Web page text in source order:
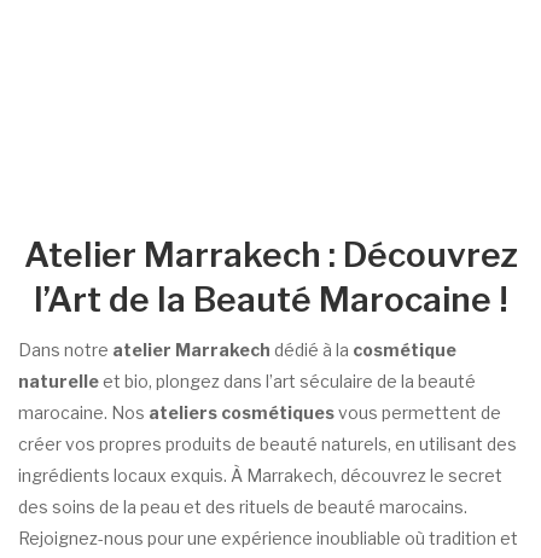
Atelier Marrakech : Découvrez
l’Art de la Beauté Marocaine !
Dans notre atelier Marrakech dédié à la cosmétique
naturelle et bio, plongez dans l’art séculaire de la beauté
marocaine. Nos ateliers cosmétiquesvous permettent de
créer vos propres produits de beauté naturels, en utilisant des
ingrédients locaux exquis. À Marrakech, découvrez le secret
des soins de la peau et des rituels de beauté marocains.
Rejoignez-nous pour une expérience inoubliable où tradition et